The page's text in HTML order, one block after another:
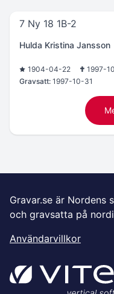
7 Ny 18 1B-2
Hulda Kristina Jansson
1904-04-22
1997-
Gravsatt: 1997-10-31
Gravar.se är
och gravsatta på
Användarvillkor